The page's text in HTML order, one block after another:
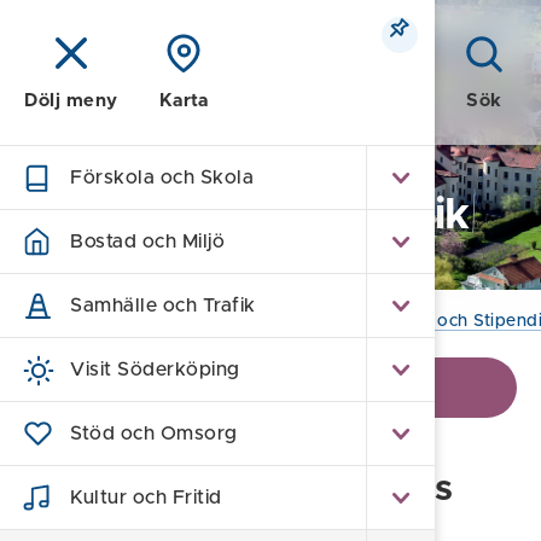
Meny Sök
Dölj meny Karta
Förskola och Skola
Bostad och Miljö
Samhälle och Trafik
Visit Söderköping
Stöd och Omsorg
Kultur och Fritid
Kommun och Politik
Hem Fonder, Stiftelser och
Stiftelsen Söderköpings